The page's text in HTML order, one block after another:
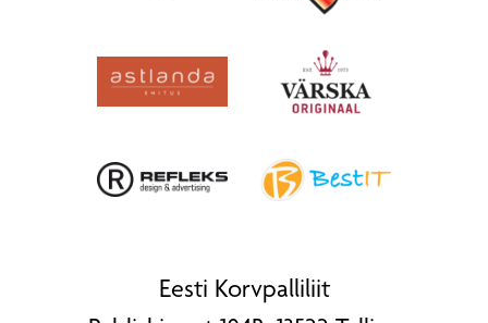
Eesti Korvpalliliit